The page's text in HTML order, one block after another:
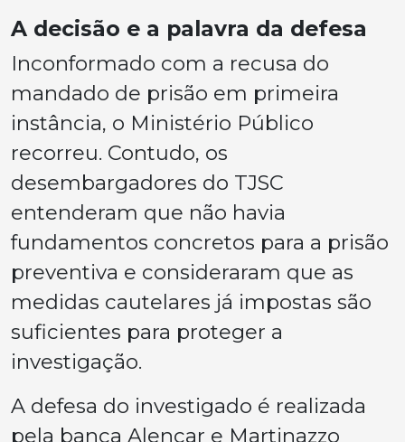
A decisão e a palavra da defesa
Inconformado com a recusa do
mandado de prisão em primeira
instância, o Ministério Público
recorreu. Contudo, os
desembargadores do TJSC
entenderam que não havia
fundamentos concretos para a prisão
preventiva e consideraram que as
medidas cautelares já impostas são
suficientes para proteger a
investigação.
A defesa do investigado é realizada
pela banca Alencar e Martinazzo